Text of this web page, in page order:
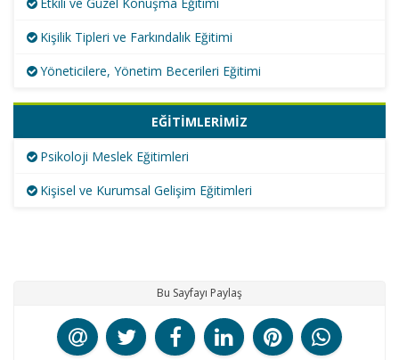
Kişilik Tipleri ve Farkındalık Eğitimi
Yöneticilere, Yönetim Becerileri Eğitimi
EĞİTİMLERİMİZ
Psikoloji Meslek Eğitimleri
Kişisel ve Kurumsal Gelişim Eğitimleri
Bu Sayfayı Paylaş